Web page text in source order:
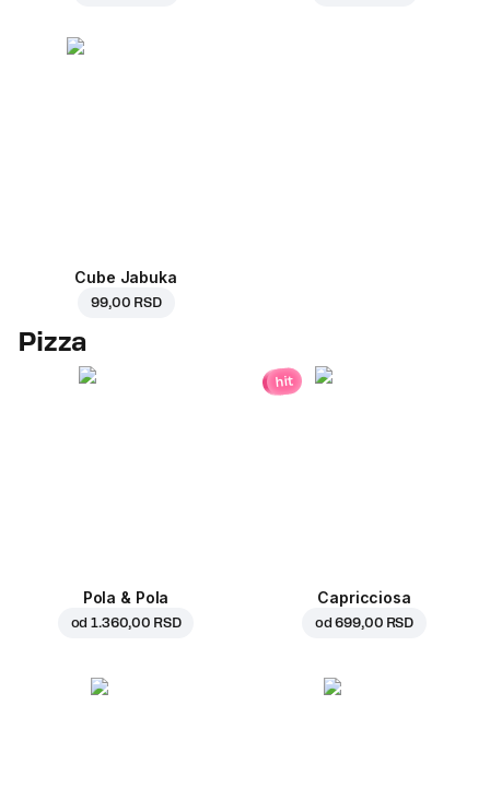
Cube Jabuka
99,00 RSD
Pizza
Pola & Pola
od1.360,00 RSD
hit
Capricciosa
od699,00 RSD